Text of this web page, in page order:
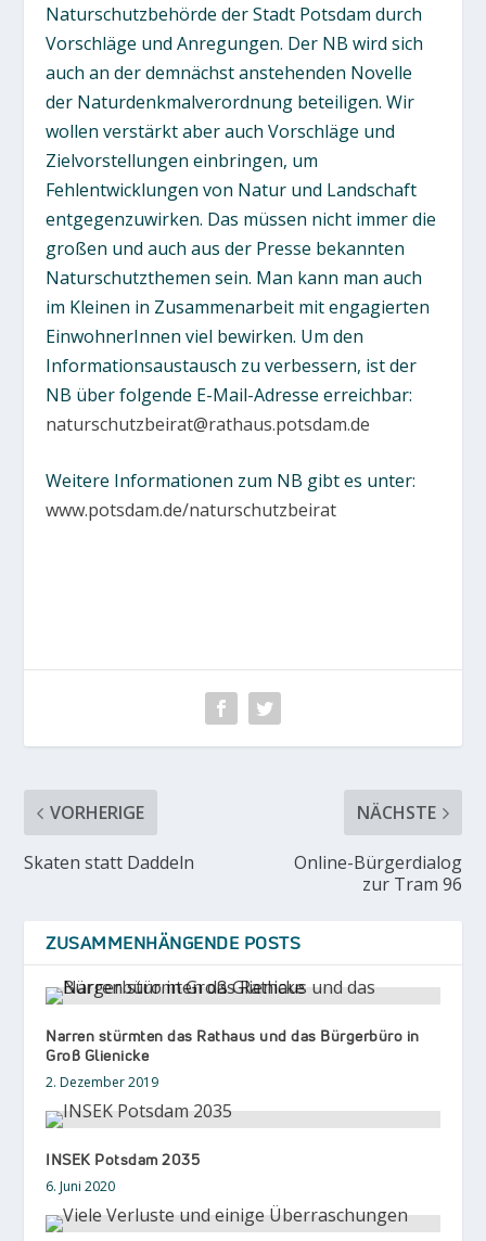
Naturschutzbehörde der Stadt Potsdam durch
Vorschläge und Anregungen. Der NB wird sich
auch an der demnächst anstehenden Novelle
der Naturdenkmalverordnung beteiligen. Wir
wollen verstärkt aber auch Vorschläge und
Zielvorstellungen einbringen, um
Fehlentwicklungen von Natur und Landschaft
entgegenzuwirken. Das müssen nicht immer die
großen und auch aus der Presse bekannten
Naturschutzthemen sein. Man kann man auch
im Kleinen in Zusammenarbeit mit engagierten
EinwohnerInnen viel bewirken. Um den
Informationsaustausch zu verbessern, ist der
NB über folgende E-Mail-Adresse erreichbar:
naturschutzbeirat@rathaus.potsdam.de
Weitere Informationen zum NB gibt es unter:
www.potsdam.de/naturschutzbeirat
VORHERIGE
Skaten statt Daddeln
NÄCHSTE
Online-Bürgerdialog
zur Tram 96
ZUSAMMENHÄNGENDE POSTS
Narren stürmten das Rathaus und das Bürgerbüro in
Groß Glienicke
2. Dezember 2019
INSEK Potsdam 2035
6. Juni 2020